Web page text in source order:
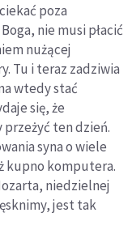
poza
nie musi płacić
nużącej
Tu i teraz zadziwia
wtedy stać
się, że
ten dzień.
syna o wiele
kupno komputera.
niedzielnej
jest tak